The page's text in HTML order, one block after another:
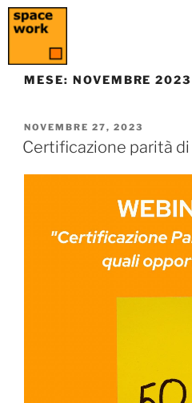
MESE: NOVEMBRE 2023
NOVEMBRE 27, 2023
Certificazione parità